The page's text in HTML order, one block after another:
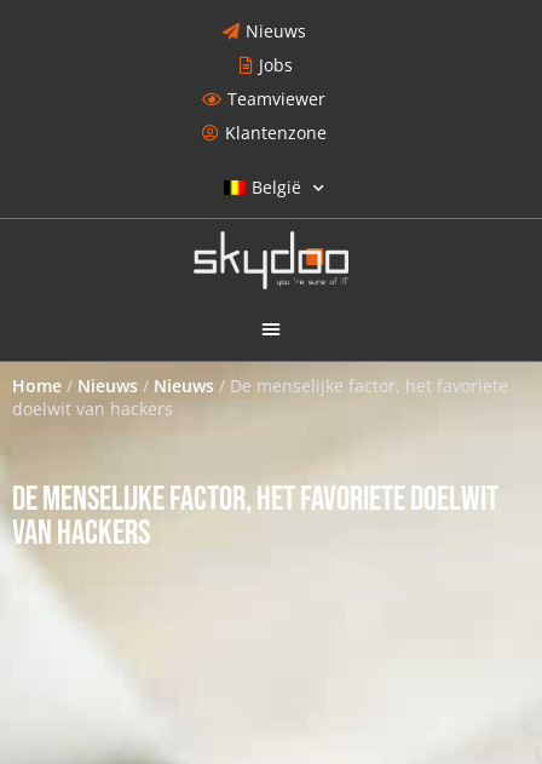
Nieuws
Jobs
Teamviewer
Klantenzone
België
Home / Nieuws / Nieuws / De menselijke factor, het favoriete
doelwit van hackers
DE MENSELIJKE FACTOR, HET FAVORIETE DOELWIT
VAN HACKERS